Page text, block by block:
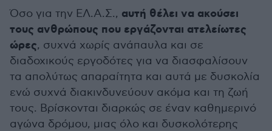
Όσο για την ΕΛ.Α.Σ., αυτή θέλει να ακούσει
τους ανθρώπους που εργάζονται ατελείωτες
ώρες, συχνά χωρίς ανάπαυλα και σε
διαδοχικούς εργοδότες για να διασφαλίσουν
τα απολύτως απαραίτητα και αυτά με δυσκολία
ενώ συχνά διακινδυνεύουν ακόμα και τη ζωή
τους. Βρίσκονται διαρκώς σε έναν καθημερινό
αγώνα δρόμου, μιας όλο και δυσκολότερης